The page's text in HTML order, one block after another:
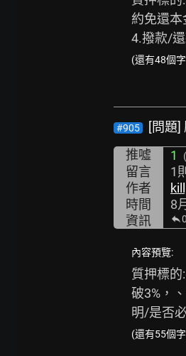
約免還
4.撥款/
(還有48個
#905
[問題]
推噓
1
留言 1
作者
時間 8
資訊 0
內容預覽:
質押標的
破3%，
明/是否
(還有55個